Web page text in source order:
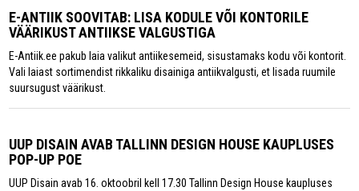
E-ANTIIK SOOVITAB: LISA KODULE VÕI KONTORILE
VÄÄRIKUST ANTIIKSE VALGUSTIGA
E-Antiik.ee pakub laia valikut antiikesemeid, sisustamaks kodu või kontorit.
Vali laiast sortimendist rikkaliku disainiga antiikvalgusti, et lisada ruumile
suursugust väärikust.
UUP DISAIN AVAB TALLINN DESIGN HOUSE KAUPLUSES
POP-UP POE
UUP Disain avab 16. oktoobril kell 17.30 Tallinn Design House kaupluses